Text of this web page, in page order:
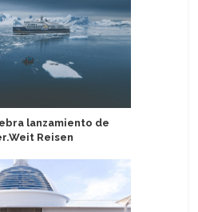
lanzamiento de
Reisen